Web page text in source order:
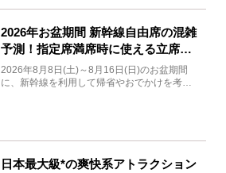
2026年お盆期間 新幹線自由席の混雑
予測！指定席満席時に使える立席特
急券も解説
2026年8月8日(土)～8月16日(日)のお盆期間
に、新幹線を利用して帰省やおでかけを考え
日本最大級*の爽快系アトラクション